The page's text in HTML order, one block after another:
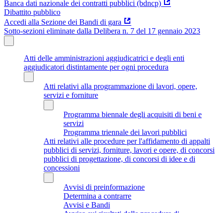
Banca dati nazionale dei contratti pubblici (bdncp)
Dibattito pubblico
Accedi alla Sezione dei Bandi di gara
Sotto-sezioni eliminate dalla Delibera n. 7 del 17 gennaio 2023
Atti delle amministrazioni aggiudicatrici e degli enti
aggiudicatori distintamente per ogni procedura
Atti relativi alla programmazione di lavori, opere,
servizi e forniture
Programma biennale degli acquisiti di beni e
servizi
Programma triennale dei lavori pubblici
Atti relativi alle procedure per l'affidamento di appalti
pubblici di servizi, forniture, lavori e opere, di concorsi
pubblici di progettazione, di concorsi di idee e di
concessioni
Avvisi di preinformazione
Determina a contrarre
Avvisi e Bandi